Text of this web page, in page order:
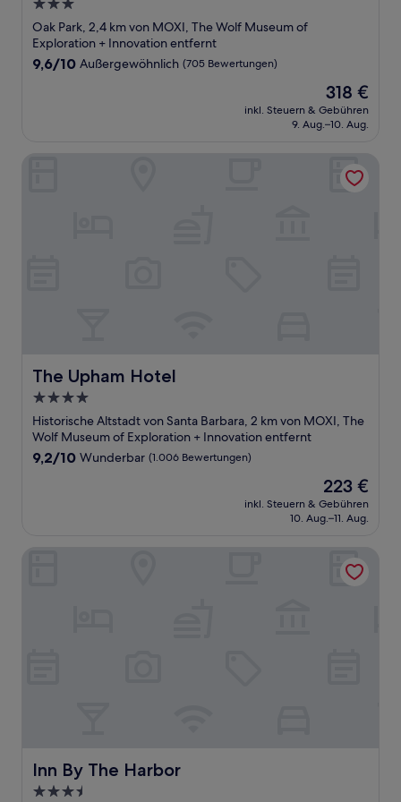
3.0-
Sterne-
Unterkunft
Oak Park, 2,4 km von MOXI, The Wolf Museum of
Exploration + Innovation entfernt
9.6
9,6/10 Außergewöhnlich (705 Bewertungen)
Der
Preis
beträgt
318 €
inkl. Steuern & Gebühren
9. Aug.–10. Aug.
The Upham Hotel
The Upham Hotel
4.0-
Sterne-
Unterkunft
Historische Altstadt von Santa Barbara, 2 km von MOXI, The
Wolf Museum of Exploration + Innovation entfernt
9.2
9,2/10 Wunderbar (1.006 Bewertungen)
Der
Preis
beträgt
223 €
inkl. Steuern & Gebühren
10. Aug.–11. Aug.
Inn By The Harbor
Inn By The Harbor
3.5-